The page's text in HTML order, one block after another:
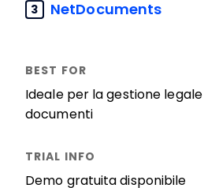
3 NetDocuments
Ideale per la gestione
documenti
Demo gratuita disponibile